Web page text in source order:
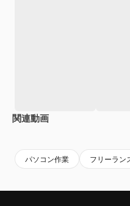
関連動画
パソコン作業 フリーラン